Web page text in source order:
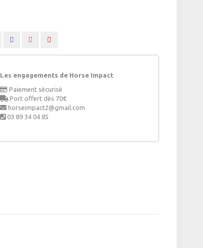
Les engagements de Horse Impact
Paiement sécurisé
Port offert dès 70€
horseimpact2@gmail.com
03 89 34 04 85